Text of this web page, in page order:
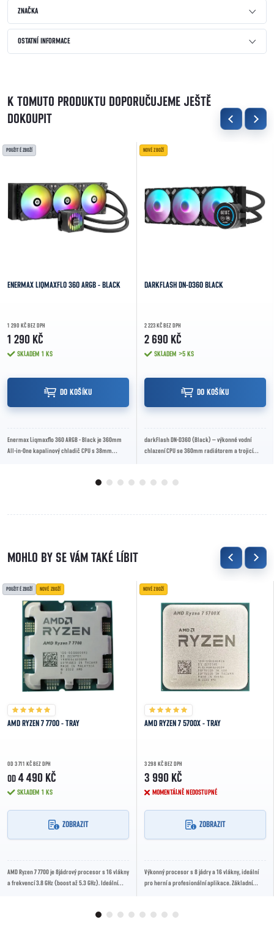
ZNAČKA
OSTATNÍ INFORMACE
K TOMUTO PRODUKTU DOPORUČUJEME JEŠTĚ
DOKOUPIT
POUŽITÉ ZBOŽÍ
ENERMAX LIQMAXFLO 360 ARGB - BLACK
1 290 KČ BEZ DPH
1 290 KČ
SKLADEM 1 KS
DO KOŠÍKU
Enermax Liqmaxflo 360 ARGB - Black je 360mm
All-in-One kapalinový chladič CPU s 38mm
NOVÉ ZBOŽÍ
DARKFLASH DN-D360 BLACK
2 223 KČ BEZ DPH
2 690 KČ
SKLADEM >5 KS
DO KOŠÍKU
darkFlash DN-D360 (Black) – výkonné vodní
chlazení CPU se 360mm radiátorem a trojicí
POUŽITÉ ZBOŽÍ NOVÉ ZBOŽÍ
AMD RYZEN 7 7700 - TRAY
OD 3 711 KČ BEZ DPH
OD 4 490 KČ
SKLADEM 1 KS
ZOBRAZIT
AMD Ryzen 7 7700 je 8jádrový procesor s 16 vlákny
a frekvencí 3.8 GHz (boost až 5.3 GHz). Ideální
NOVÉ ZBOŽÍ
AMD RYZEN 7 5700X - TRAY
3 298 KČ BEZ DPH
3 990 KČ
MOMENTÁLNĚ NEDOSTUPNÉ
ZOBRAZIT
Výkonný procesor s 8 jádry a 16 vlákny, ideální
pro herní a profesionální aplikace. Základní